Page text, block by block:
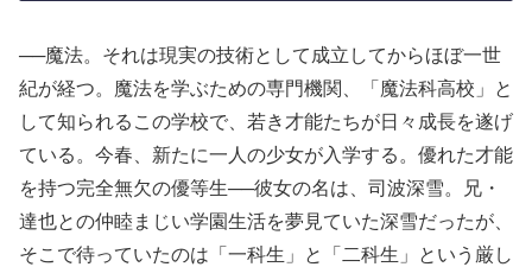
──魔法。それは現実の技術として成立してからほぼ一世
紀が経つ。魔法を学ぶための専門機関、「魔法科高校」と
して知られるこの学校で、若き才能たちが日々成長を遂げ
ている。今春、新たに一人の少女が入学する。優れた才能
を持つ完全無欠の優等生──彼女の名は、司波深雪。兄・
達也との仲睦まじい学園生活を夢見ていた深雪だったが、
そこで待っていたのは「一科生」と「二科生」という厳し